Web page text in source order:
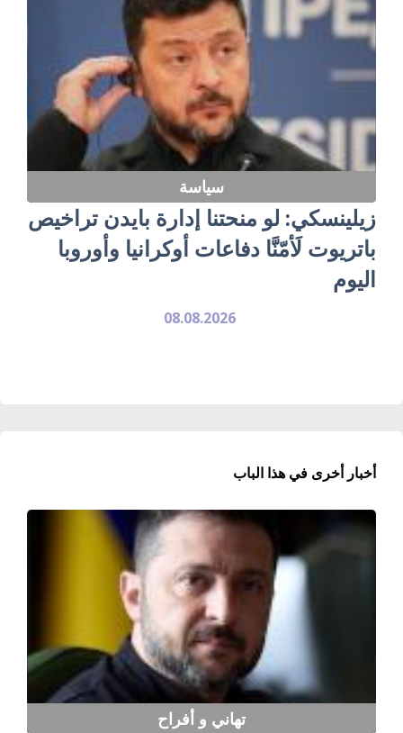
سياسة
زيلينسكي: لو منحتنا إدارة بايدن تراخيص
باتريوت لَأمّنَّا دفاعات أوكرانيا وأوروبا
اليوم
08.08.2026
أخبار أخرى في هذا الباب
تهاني و أفراح